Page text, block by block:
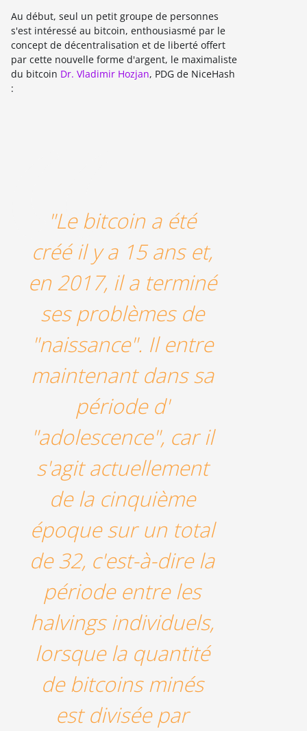
Au début, seul un petit groupe de personnes
s'est intéressé au bitcoin, enthousiasmé par le
concept de décentralisation et de liberté offert
par cette nouvelle forme d'argent, le maximaliste
du bitcoin Dr. Vladimir Hozjan, PDG de NiceHash
:
"Le bitcoin a été
créé il y a 15 ans et,
en 2017, il a terminé
ses problèmes de
"naissance". Il entre
maintenant dans sa
période d'
"adolescence", car il
s'agit actuellement
de la cinquième
époque sur un total
de 32, c'est-à-dire la
période entre les
halvings individuels,
lorsque la quantité
de bitcoins minés
est divisée par